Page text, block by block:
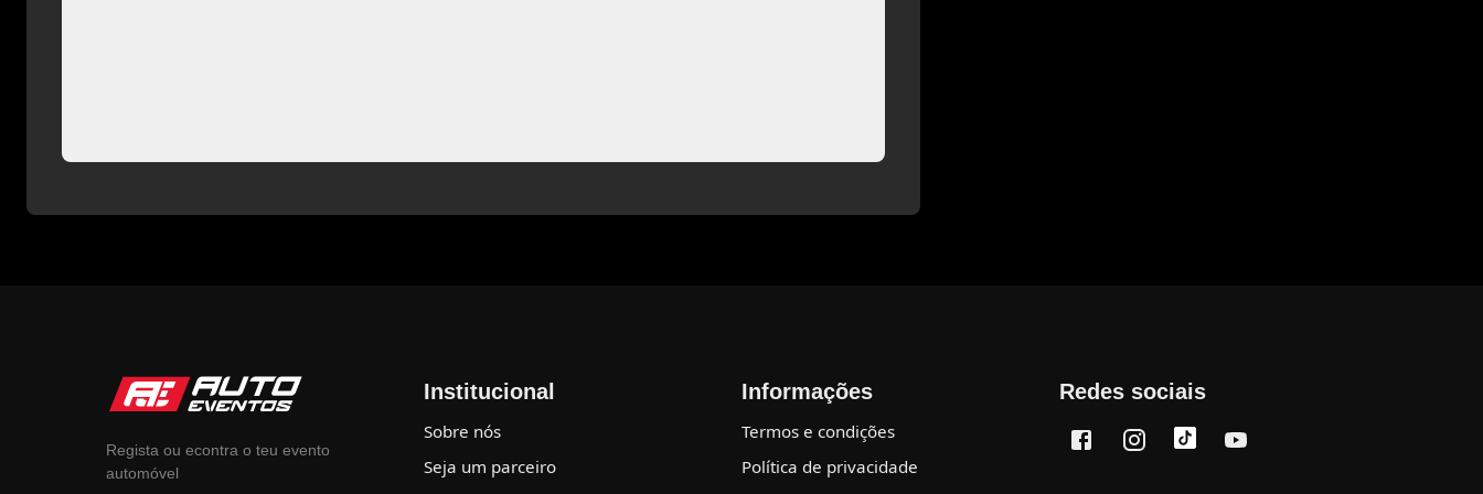
Regista ou econtra o teu evento
automóvel
Institucional
Sobre nós
Seja um parceiro
Informações
Termos e condições
Política de privacidade
Redes sociais